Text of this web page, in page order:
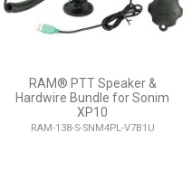
RAM® PTT Speaker &
Hardwire Bundle for Sonim
XP10
RAM-138-S-SNM4PL-V7B1U